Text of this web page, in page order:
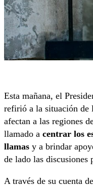
Esta mañana, el
refirió a la situación de
afectan a las regiones
llamado a centrar los
llamas y a brindar
de lado las discusiones
A través de su cuenta